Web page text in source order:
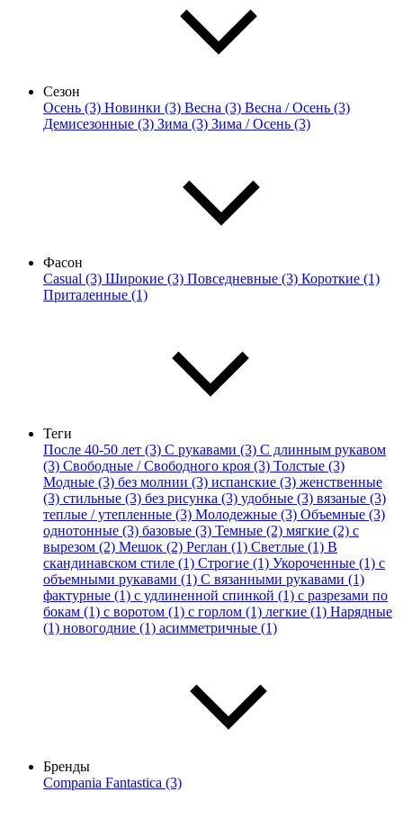
Сезон
Осень (3) Новинки (3) Весна (3) Весна / Осень (3)
Демисезонные (3) Зима (3) Зима / Осень (3)
Фасон
Casual (3) Широкие (3) Повседневные (3) Короткие (1)
Приталенные (1)
Теги
После 40-50 лет (3) С рукавами (3) С длинным рукавом
(3) Свободные / Свободного кроя (3) Толстые (3)
Модные (3) без молнии (3) испанские (3) женственные
(3) стильные (3) без рисунка (3) удобные (3) вязаные (3)
теплые / утепленные (3) Молодежные (3) Объемные (3)
однотонные (3) базовые (3) Темные (2) мягкие (2) с
вырезом (2) Мешок (2) Реглан (1) Светлые (1) В
скандинавском стиле (1) Строгие (1) Укороченные (1) с
объемными рукавами (1) С вязанными рукавами (1)
фактурные (1) с удлиненной спинкой (1) с разрезами по
бокам (1) с воротом (1) с горлом (1) легкие (1) Нарядные
(1) новогодние (1) асимметричные (1)
Бренды
Compania Fantastica (3)